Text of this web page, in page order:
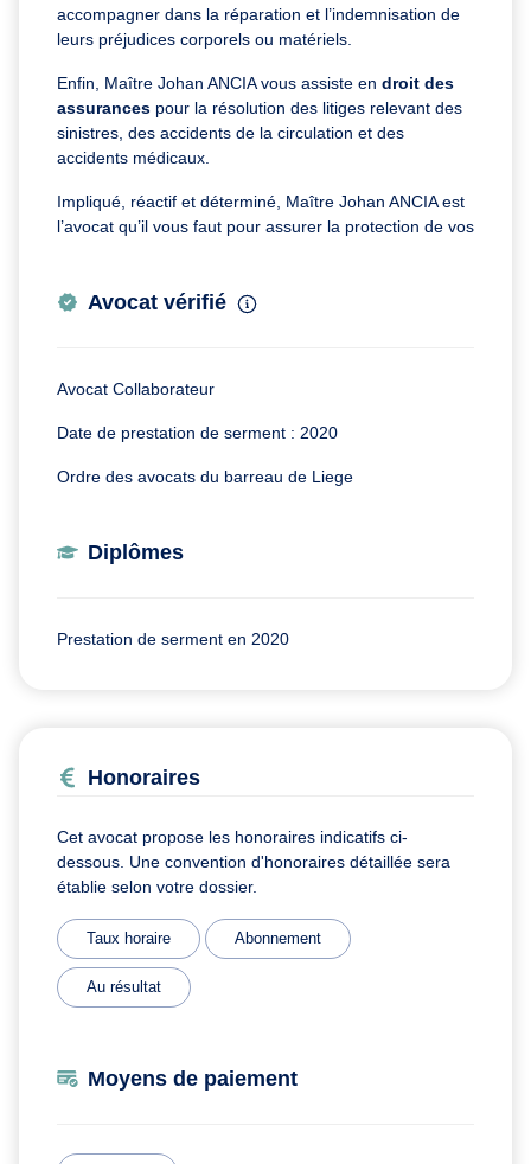
accompagner dans la réparation et l’indemnisation de
leurs préjudices corporels ou matériels.
Enfin, Maître Johan ANCIA vous assiste en droit des
assurances pour la résolution des litiges relevant des
sinistres, des accidents de la circulation et des
accidents médicaux.
Impliqué, réactif et déterminé, Maître Johan ANCIA est
l’avocat qu’il vous faut pour assurer la protection de vos
Avocat vérifié
Avocat Collaborateur
Date de prestation de serment : 2020
Ordre des avocats du barreau de Liege
Diplômes
Prestation de serment en 2020
Honoraires
Cet avocat propose les honoraires indicatifs ci-
dessous. Une convention d'honoraires détaillée sera
établie selon votre dossier.
Taux horaire Abonnement
Au résultat
Moyens de paiement